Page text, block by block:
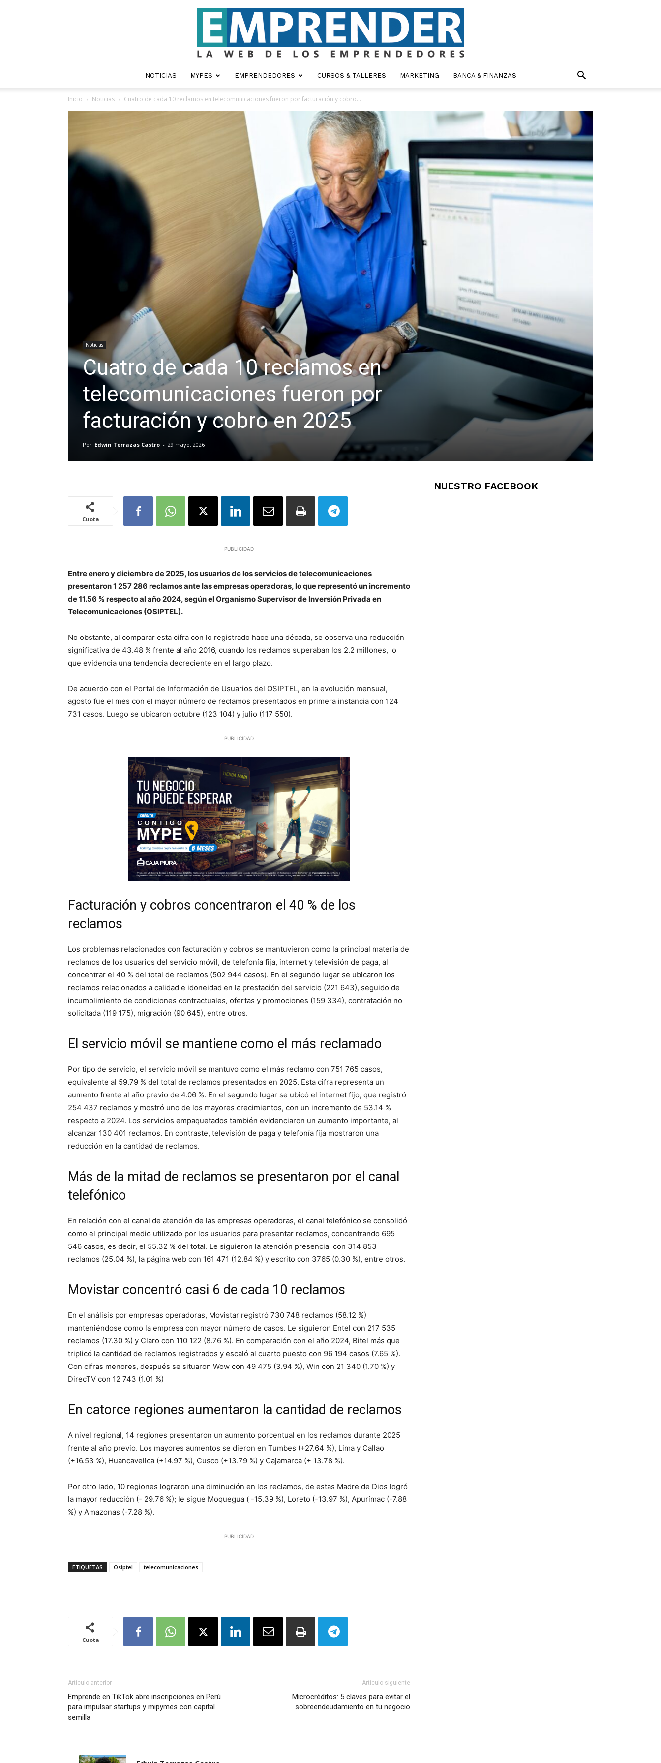
NOTICIAS MYPES EMPRENDEDORES CURSOS & TALLERES MARKETING BANCA & FINANZAS
Inicio Noticias Cuatro de cada 10 reclamos en telecomunicaciones fueron por facturación y cobro...
Noticias
Cuatro de cada 10 reclamos en
telecomunicaciones fueron por
facturación y cobro en 2025
Por Edwin Terrazas Castro - 29 mayo, 2026
Cuota
PUBLICIDAD
Entre enero y diciembre de 2025, los usuarios de los servicios de telecomunicaciones
presentaron 1 257 286 reclamos ante las empresas operadoras, lo que representó un incremento
de 11.56 % respecto al año 2024, según el Organismo Supervisor de Inversión Privada en
Telecomunicaciones (OSIPTEL).
No obstante, al comparar esta cifra con lo registrado hace una década, se observa una reducción
significativa de 43.48 % frente al año 2016, cuando los reclamos superaban los 2.2 millones, lo
que evidencia una tendencia decreciente en el largo plazo.
De acuerdo con el Portal de Información de Usuarios del OSIPTEL, en la evolución mensual,
agosto fue el mes con el mayor número de reclamos presentados en primera instancia con 124
731 casos. Luego se ubicaron octubre (123 104) y julio (117 550).
PUBLICIDAD
Facturación y cobros concentraron el 40 % de los
reclamos
Los problemas relacionados con facturación y cobros se mantuvieron como la principal materia de
reclamos de los usuarios del servicio móvil, de telefonía fija, internet y televisión de paga, al
concentrar el 40 % del total de reclamos (502 944 casos). En el segundo lugar se ubicaron los
reclamos relacionados a calidad e idoneidad en la prestación del servicio (221 643), seguido de
incumplimiento de condiciones contractuales, ofertas y promociones (159 334), contratación no
solicitada (119 175), migración (90 645), entre otros.
El servicio móvil se mantiene como el más reclamado
Por tipo de servicio, el servicio móvil se mantuvo como el más reclamo con 751 765 casos,
equivalente al 59.79 % del total de reclamos presentados en 2025. Esta cifra representa un
aumento frente al año previo de 4.06 %. En el segundo lugar se ubicó el internet fijo, que registró
254 437 reclamos y mostró uno de los mayores crecimientos, con un incremento de 53.14 %
respecto a 2024. Los servicios empaquetados también evidenciaron un aumento importante, al
alcanzar 130 401 reclamos. En contraste, televisión de paga y telefonía fija mostraron una
reducción en la cantidad de reclamos.
Más de la mitad de reclamos se presentaron por el canal
telefónico
En relación con el canal de atención de las empresas operadoras, el canal telefónico se consolidó
como el principal medio utilizado por los usuarios para presentar reclamos, concentrando 695
546 casos, es decir, el 55.32 % del total. Le siguieron la atención presencial con 314 853
reclamos (25.04 %), la página web con 161 471 (12.84 %) y escrito con 3765 (0.30 %), entre otros.
Movistar concentró casi 6 de cada 10 reclamos
En el análisis por empresas operadoras, Movistar registró 730 748 reclamos (58.12 %)
manteniéndose como la empresa con mayor número de casos. Le siguieron Entel con 217 535
reclamos (17.30 %) y Claro con 110 122 (8.76 %). En comparación con el año 2024, Bitel más que
triplicó la cantidad de reclamos registrados y escaló al cuarto puesto con 96 194 casos (7.65 %).
Con cifras menores, después se situaron Wow con 49 475 (3.94 %), Win con 21 340 (1.70 %) y
DirecTV con 12 743 (1.01 %)
En catorce regiones aumentaron la cantidad de reclamos
A nivel regional, 14 regiones presentaron un aumento porcentual en los reclamos durante 2025
frente al año previo. Los mayores aumentos se dieron en Tumbes (+27.64 %), Lima y Callao
(+16.53 %), Huancavelica (+14.97 %), Cusco (+13.79 %) y Cajamarca (+ 13.78 %).
Por otro lado, 10 regiones lograron una diminución en los reclamos, de estas Madre de Dios logró
la mayor reducción (- 29.76 %); le sigue Moquegua ( -15.39 %), Loreto (-13.97 %), Apurímac (-7.88
%) y Amazonas (-7.28 %).
PUBLICIDAD
ETIQUETAS Osiptel telecomunicaciones
Cuota
Artículo anterior
Emprende en TikTok abre inscripciones en Perú
para impulsar startups y mipymes con capital
semilla
Artículo siguiente
Microcréditos: 5 claves para evitar el
sobreendeudamiento en tu negocio
NUESTRO FACEBOOK